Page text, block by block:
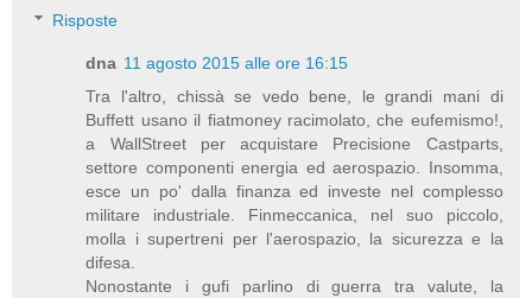
Risposte
dna 11 agosto 2015 alle ore 16:15
Tra l'altro, chissà se vedo bene, le grandi mani di
Buffett usano il fiatmoney racimolato, che eufemismo!,
a WallStreet per acquistare Precisione Castparts,
settore componenti energia ed aerospazio. Insomma,
esce un po' dalla finanza ed investe nel complesso
militare industriale. Finmeccanica, nel suo piccolo,
molla i supertreni per l'aerospazio, la sicurezza e la
difesa.
Nonostante i gufi parlino di guerra tra valute, la